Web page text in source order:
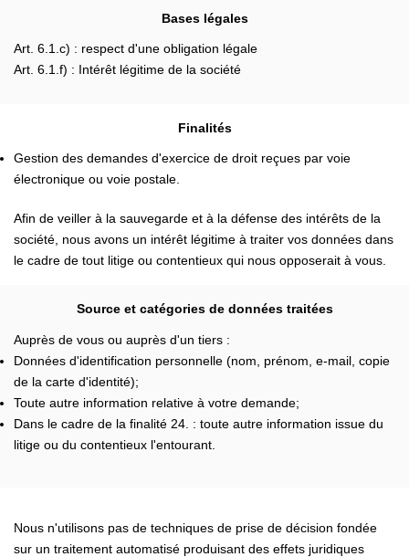
Bases légales
Art. 6.1.c) : respect d'une obligation légale
Art. 6.1.f) : Intérêt légitime de la société
Finalités
Gestion des demandes d'exercice de droit reçues par voie
électronique ou voie postale.
Afin de veiller à la sauvegarde et à la défense des intérêts de la
société, nous avons un intérêt légitime à traiter vos données dans
le cadre de tout litige ou contentieux qui nous opposerait à vous.
Source et catégories de données traitées
Auprès de vous ou auprès d'un tiers :
Données d'identification personnelle (nom, prénom, e-mail, copie
de la carte d'identité);
Toute autre information relative à votre demande;
Dans le cadre de la finalité 24. : toute autre information issue du
litige ou du contentieux l'entourant.
Nous n'utilisons pas de techniques de prise de décision fondée
sur un traitement automatisé produisant des effets juridiques